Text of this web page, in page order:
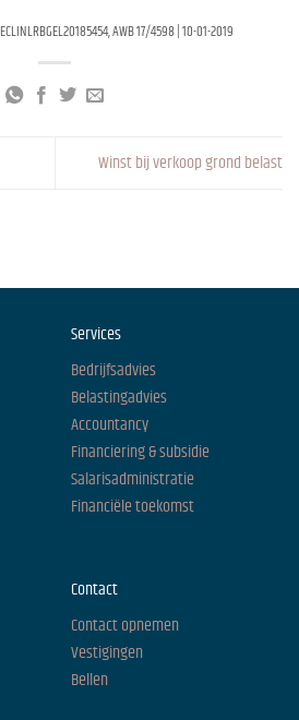
AWB 17/4598 | 10-01-2019
Winst bij verkoop grond belast
Services
Bedrijfsadvies
Belastingadvies
Accountancy
Financiering & subsidie
Salarisadministratie
Financiële toekomst
Contact
Contact opnemen
Vestigingen
Bellen